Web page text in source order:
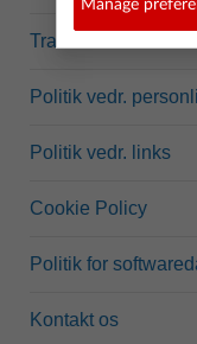
Trademarks
Politik vedr.
Politik vedr. links
Cookie Policy
Politik for
Kontakt os
Manage